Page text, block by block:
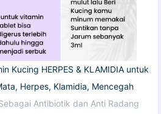
Kucing HERPES & KLAMIDIA untuk
Herpes, Klamidia, Mencegah
Antibiotik dan Anti Radang